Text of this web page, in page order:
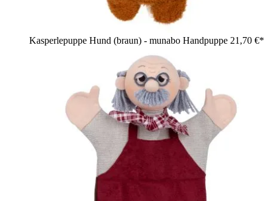
Kasperlepuppe Hund (braun) - munabo Handpuppe 21,70 €*